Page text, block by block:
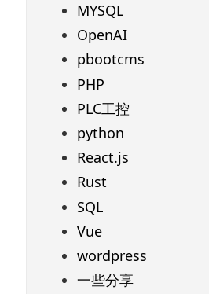
MYSQL
OpenAI
pbootcms
PHP
PLC工控
python
React.js
Rust
SQL
Vue
wordpress
一些分享